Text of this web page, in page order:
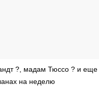
?, мадам Тюссо ? и еще
на неделю